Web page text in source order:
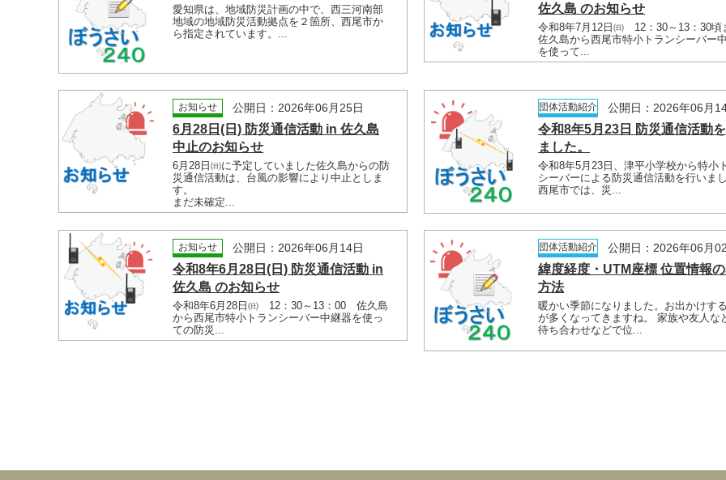
愛知県は、地域防災計画の中で、西三河南部
地域の地域防災活動拠点を２箇所、西尾市か
ら指定されています。...
佐久島 のお知らせ
令和8年7月12日㈰ 12：30～13：30
佐久島から西尾市特小トランシーバー
を使って...
お知らせ 公開日：2026年06月25日
6月28日(日) 防災通信活動 in 佐久島
中止のお知らせ
6月28日㈰に予定していました佐久島からの防
災通信活動は、台風の影響により中止としま
す。
まだ未確定...
団体活動紹介 公開日：2026年06月
令和8年5月23日 防災通信活動
ました。
令和8年5月23日、津平小学校から特小
シーバーによる防災通信活動を行いまし
西尾市では、災...
お知らせ 公開日：2026年06月14日
令和8年6月28日(日) 防災通信活動 in
佐久島 のお知らせ
令和8年6月28日㈰ 12：30～13：00 佐久島
から西尾市特小トランシーバー中継器を使っ
ての防災...
団体活動紹介 公開日：2026年06月
緯度経度・UTM座標 位置情報
方法
暖かい季節になりました。お出かけす
が多くなってきますね。 家族や友人な
待ち合わせなどで位...